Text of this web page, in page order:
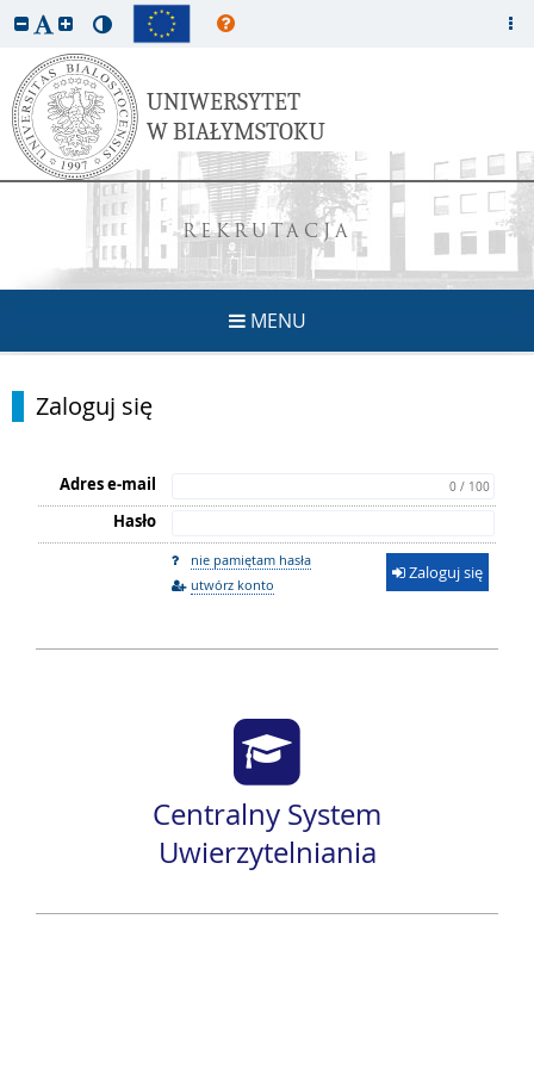
REKRUTACJA
MENU
Zaloguj się
Adres e-mail 0 / 100
Hasło
nie pamiętam hasła
utwórz konto
Zaloguj się
Centralny System
Uwierzytelniania